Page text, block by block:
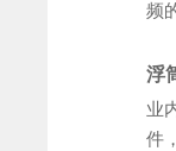
频
浮
业
件